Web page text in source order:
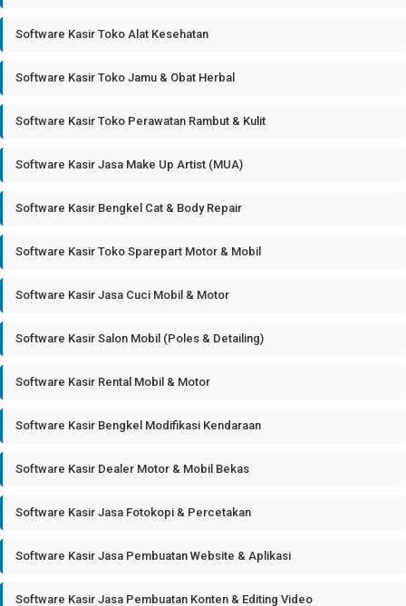
Software Kasir Toko Alat Kesehatan
Software Kasir Toko Jamu & Obat Herbal
Software Kasir Toko Perawatan Rambut & Kulit
Software Kasir Jasa Make Up Artist (MUA)
Software Kasir Bengkel Cat & Body Repair
Software Kasir Toko Sparepart Motor & Mobil
Software Kasir Jasa Cuci Mobil & Motor
Software Kasir Salon Mobil (Poles & Detailing)
Software Kasir Rental Mobil & Motor
Software Kasir Bengkel Modifikasi Kendaraan
Software Kasir Dealer Motor & Mobil Bekas
Software Kasir Jasa Fotokopi & Percetakan
Software Kasir Jasa Pembuatan Website & Aplikasi
Software Kasir Jasa Pembuatan Konten & Editing Video